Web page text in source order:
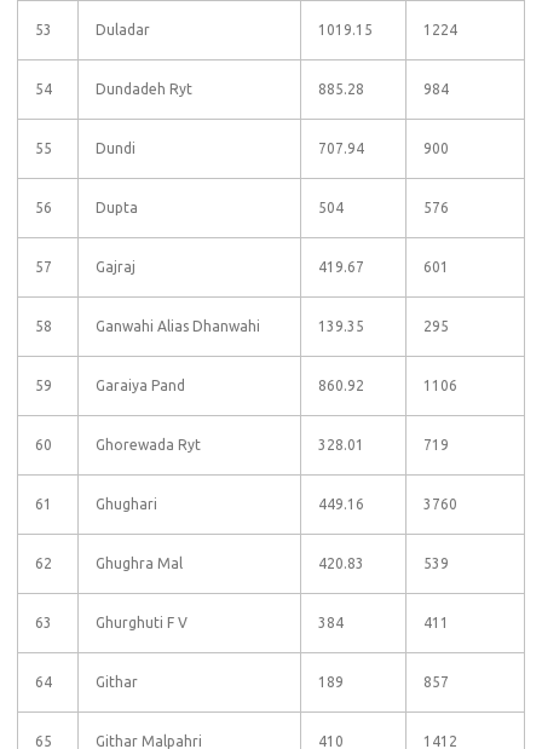
53 Duladar 1019.15 1224
54 Dundadeh Ryt 885.28 984
55 Dundi 707.94 900
56 Dupta 504 576
57 Gajraj 419.67 601
58 Ganwahi Alias Dhanwahi 139.35 295
59 Garaiya Pand 860.92 1106
60 Ghorewada Ryt 328.01 719
61 Ghughari 449.16 3760
62 Ghughra Mal 420.83 539
63 Ghurghuti F V 384 411
64 Githar 189 857
65 Githar Malpahri 410 1412